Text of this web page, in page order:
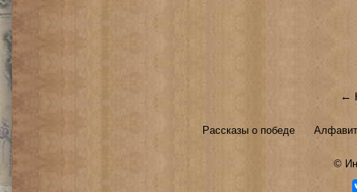
←
Рассказы о победе
©